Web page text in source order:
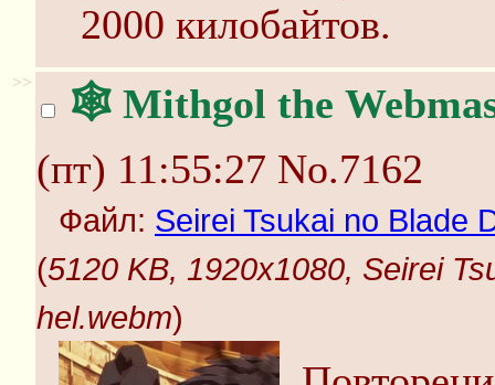
2000 килобайтов.
>>
🕸️ Mithgol the
(пт) 11:55:27 No.7162
Файл: Seirei Tsukai no Blade
(5120 KB, 1920x1080, Seirei
hel.webm)